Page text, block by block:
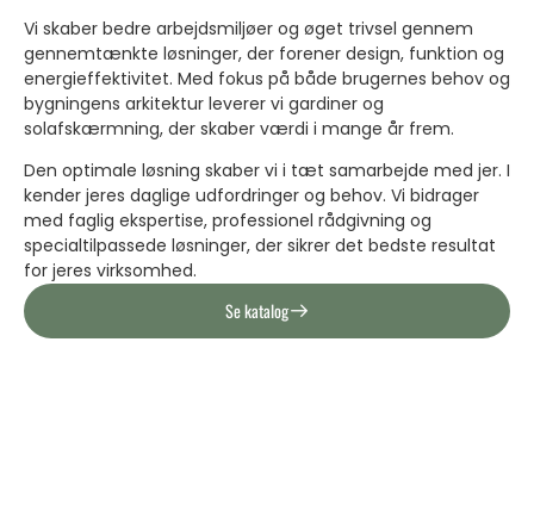
Vi skaber bedre arbejdsmiljøer og øget trivsel gennem
gennemtænkte løsninger, der forener design, funktion og
energieffektivitet. Med fokus på både brugernes behov og
bygningens arkitektur leverer vi gardiner og
solafskærmning, der skaber værdi i mange år frem.
Den optimale løsning skaber vi i tæt samarbejde med jer. I
kender jeres daglige udfordringer og behov. Vi bidrager
med faglig ekspertise, professionel rådgivning og
specialtilpassede løsninger, der sikrer det bedste resultat
for jeres virksomhed.
Se katalog